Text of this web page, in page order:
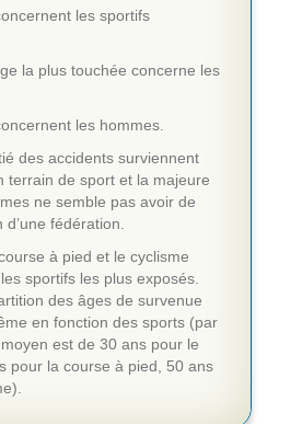
les sportifs
la plus touchée concerne les
les hommes.
des accidents surviennent
terrain de sport et la majeure
ne semble pas avoir de
fédération.
à pied et le cyclisme
sportifs les plus exposés.
des âges de survenue
en fonction des sports (par
est de 30 ans pour le
pour la course à pied, 50 ans